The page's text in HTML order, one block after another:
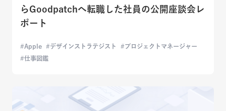
らGoodpatchへ転職した社員の公開座談会レ
ポート
Apple デザインストラテジスト
プロジェクトマネージャー
仕事図鑑